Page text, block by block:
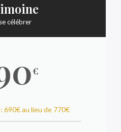
célébrer
€
690€ au lieu de 770€